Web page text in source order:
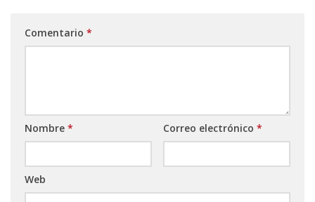
Comentario *
Nombre * Correo electrónico *
Web